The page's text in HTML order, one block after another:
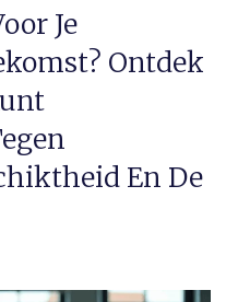
Je
Ontdek
En De